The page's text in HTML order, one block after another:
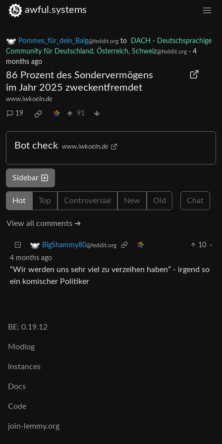
awful.systems
Pommes_für_dein_Balg@feddit.org to
DACH - Deutschsprachige
Community für Deutschland, Österreich, Schweiz@feddit.org · 4
months ago
86 Prozent des Sondervermögens
im Jahr 2025 zweckentfremdet
www.iwkoeln.de
19 91
Bot check www.iwkoeln.de
Sidebar
Hot Top Controversial New Old Chat
View all comments ➔
BigShammy80@feddit.org 10
·
4 months ago
“Wir werden uns sehr viel zu verzeihen haben” - irgend so
ein komischer Politiker
BE: 0.19.12
Modlog
Instances
Docs
Code
join-lemmy.org